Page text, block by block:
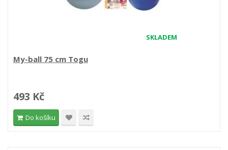
SKLADEM
My-ball 75 cm Togu
493 Kč
Do košíku